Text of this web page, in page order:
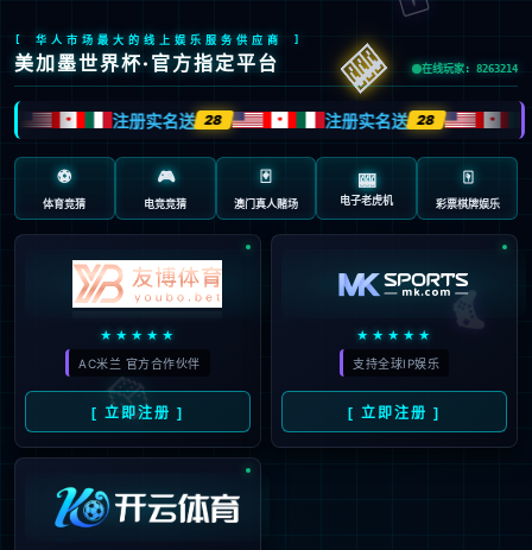
页面错误！请稍后再试～
V5.0.9 { 十年磨一剑-为API开发设计的高性能框架 }